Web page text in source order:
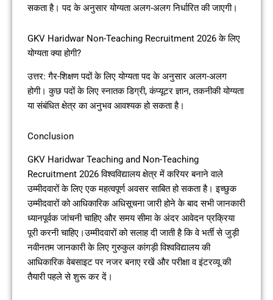
सकता है। पद के अनुसार योग्यता अलग-अलग निर्धारित की जाएगी।
GKV Haridwar Non-Teaching Recruitment 2026 के लिए
योग्यता क्या होगी?
उत्तर: गैर-शिक्षण पदों के लिए योग्यता पद के अनुसार अलग-अलग
होगी। कुछ पदों के लिए स्नातक डिग्री, कंप्यूटर ज्ञान, तकनीकी योग्यता
या संबंधित क्षेत्र का अनुभव आवश्यक हो सकता है।
Conclusion
GKV Haridwar Teaching and Non-Teaching
Recruitment 2026 विश्वविद्यालय क्षेत्र में करियर बनाने वाले
उम्मीदवारों के लिए एक महत्वपूर्ण अवसर साबित हो सकता है। इच्छुक
उम्मीदवारों को आधिकारिक अधिसूचना जारी होने के बाद सभी जानकारी
ध्यानपूर्वक जांचनी चाहिए और समय सीमा के अंदर आवेदन प्रक्रिया
पूरी करनी चाहिए।उम्मीदवारों को सलाह दी जाती है कि वे भर्ती से जुड़ी
नवीनतम जानकारी के लिए गुरुकुल कांगड़ी विश्वविद्यालय की
आधिकारिक वेबसाइट पर नजर बनाए रखें और परीक्षा व इंटरव्यू की
तैयारी पहले से शुरू कर दें।